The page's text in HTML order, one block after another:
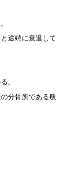
途端に衰退して
。
分骨所である般